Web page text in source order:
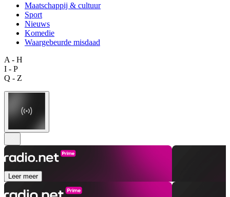
Maatschappij & cultuur
Sport
Nieuws
Komedie
Waargebeurde misdaad
A - H
I - P
Q - Z
Leer meer